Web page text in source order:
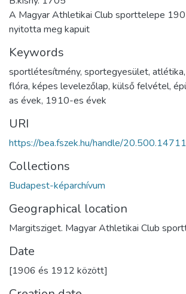
A Magyar Athletikai Club sporttelepe
nyitotta meg kapuit
Keywords
sportlétesítmény, sportegyesület, atlétika,
flóra, képes levelezőlap, külső felvétel,
as évek, 1910-es évek
URI
https://bea.fszek.hu/handle/
Collections
Budapest-képarchívum
Geographical location
Margitsziget. Magyar Athletikai Club
Date
[1906 és 1912 között]